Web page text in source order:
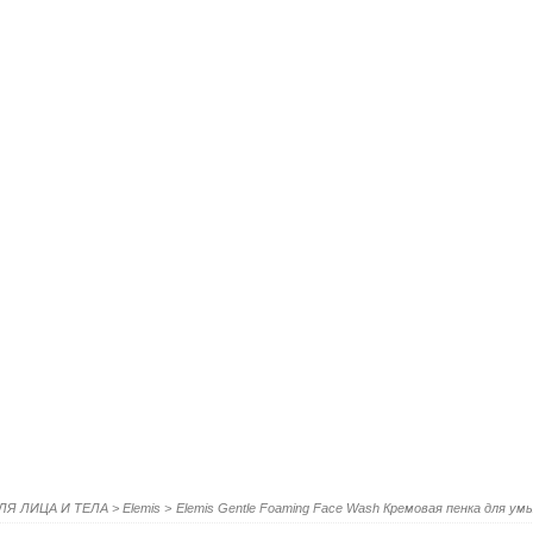
ЛИЦА И ТЕЛА > Elemis > Elemis Gentle Foaming Face Wash Кремовая пенка для